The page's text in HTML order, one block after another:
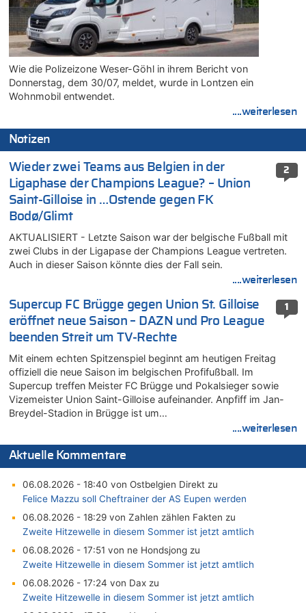
Wie die Polizeizone Weser-Göhl in ihrem Bericht von
Donnerstag, dem 30/07, meldet, wurde in Lontzen ein
Wohnmobil entwendet.
....weiterlesen
Notizen
2
Wieder zwei Teams aus Belgien in der
Ligaphase der Champions League? – Union
Saint-Gilloise in …Ostende gegen FK
Bodø/Glimt
AKTUALISIERT - Letzte Saison war der belgische Fußball mit
zwei Clubs in der Ligapase der Champions League vertreten.
Auch in dieser Saison könnte dies der Fall sein.
....weiterlesen
1
Supercup FC Brügge gegen Union St. Gilloise
eröffnet neue Saison – DAZN und Pro League
beenden Streit um TV-Rechte
Mit einem echten Spitzenspiel beginnt am heutigen Freitag
offiziell die neue Saison im belgischen Profifußball. Im
Supercup treffen Meister FC Brügge und Pokalsieger sowie
Vizemeister Union Saint-Gilloise aufeinander. Anpfiff im Jan-
Breydel-Stadion in Brügge ist um…
....weiterlesen
Aktuelle Kommentare
06.08.2026 - 18:40 von Ostbelgien Direkt zu
Felice Mazzu soll Cheftrainer der AS Eupen werden
06.08.2026 - 18:29 von Zahlen zählen Fakten zu
Zweite Hitzewelle in diesem Sommer ist jetzt amtlich
06.08.2026 - 17:51 von ne Hondsjong zu
Zweite Hitzewelle in diesem Sommer ist jetzt amtlich
06.08.2026 - 17:24 von Dax zu
Zweite Hitzewelle in diesem Sommer ist jetzt amtlich